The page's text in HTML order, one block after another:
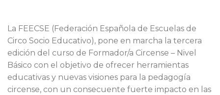
La FEECSE (Federación Española de Escuelas de
Circo Socio Educativo), pone en marcha la tercera
edición del curso de Formador/a Circense – Nivel
Básico con el objetivo de ofrecer herramientas
educativas y nuevas visiones para la pedagogía
circense, con un consecuente fuerte impacto en las